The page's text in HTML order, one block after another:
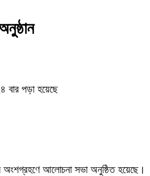
বার পড়া হয়েছে
অংশগ্রহণে আলোচনা সভা অনুষ্ঠিত হয়েছে।